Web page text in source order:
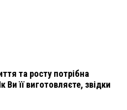
та росту потрібна
Ви її виготовляєте, звідки